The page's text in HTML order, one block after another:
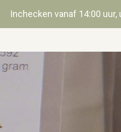
Inchecken vanaf 14:00